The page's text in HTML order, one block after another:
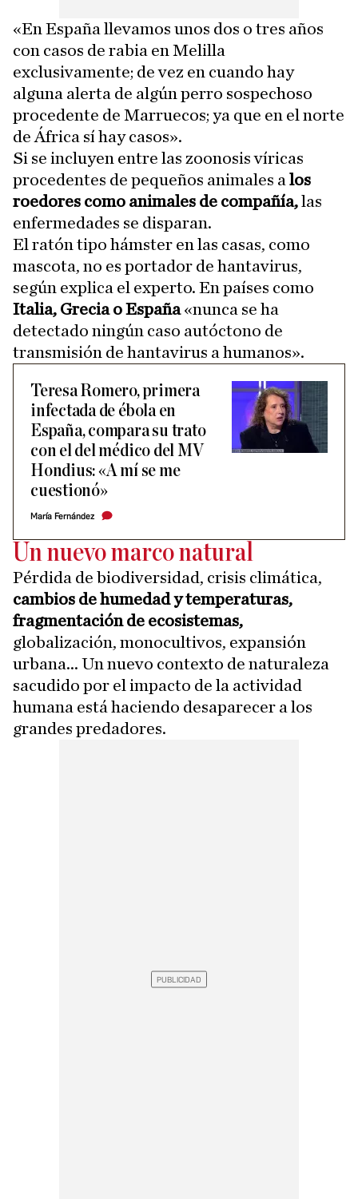
«En España llevamos unos dos o tres años
con casos de rabia en Melilla
exclusivamente; de vez en cuando hay
alguna alerta de algún perro sospechoso
procedente de Marruecos; ya que en el norte
de África sí hay casos».
Si se incluyen entre las zoonosis víricas
procedentes de pequeños animales a los
roedores como animales de compañía,las
enfermedades se disparan.
El ratón tipo hámster en las casas, como
mascota, no es portador de hantavirus,
según explica el experto. En países como
Italia, Grecia o España«nunca se ha
detectado ningún caso autóctono de
transmisión de hantavirus a humanos».
Teresa Romero, primera
infectada de ébola en
España, compara su trato
con el del médico del MV
Hondius: «A mí se me
cuestionó»
María Fernández
Un nuevo marco natural
Pérdida de biodiversidad, crisis climática,
cambios de humedad y temperaturas,
fragmentación de ecosistemas,
globalización, monocultivos, expansión
urbana... Un nuevo contexto de naturaleza
sacudido por el impacto de la actividad
humana está haciendo desaparecer a los
grandes predadores.